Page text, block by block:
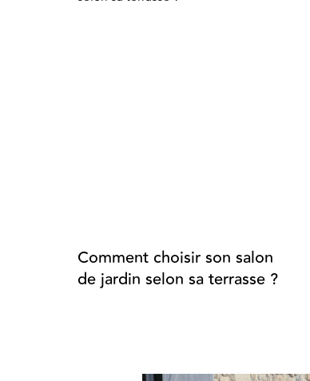
Comment choisir son salon
de jardin selon sa terrasse ?